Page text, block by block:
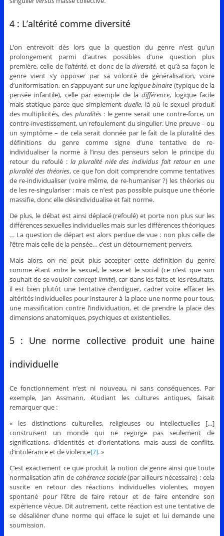
4 : L’altérité comme diversité
L’on entrevoit dès lors que la question du genre n’est qu’un
prolongement parmi d’autres possibles d’une question plus
première, celle de l’altérité, et donc de ladiversité, et qu’à sa façon le
genre vient s’y opposer par sa volonté de généralisation, voire
d’uniformisation, en s’appuyant sur unelogique binaire (typique de la
pensée infantile), celle par exemple de ladifférence, logique facile
mais statique parce que simplement duelle, là où le sexuel produit
des multiplicités, des pluralités: le genre serait une contre-force, un
contre-investissement, un refoulement du singulier. Une preuve – ou
un symptôme – de cela serait donnée par le fait de la pluralité des
définitions du genre comme signe d’une tentative de re-
individualiser la norme à l’insu des penseurs selon le principe du
retour du refoulé : la pluralité niée des individus fait retour en une
pluralité des théories, ce que l’on doit comprendre comme tentatives
de re-individualiser (voire même, de re-humaniser ?) les théories ou
de les re-singulariser : mais ce n’est pas possible puisque une théorie
massifie, donc elle désindividualise et fait norme.
De plus, le débat est ainsi déplacé (refoulé) et porte non plus sur les
différences sexuelles individuelles mais sur les différences théoriques
… La question de départ est alors perdue de vue : non plus celle de
l’être mais celle de la pensée… c’est un détournement pervers.
Mais alors, on ne peut plus accepter cette définition du genre
comme étant entrele sexuel, le sexe et le social (ce n’est que son
souhait de se vouloir concept limite), car dans les faits et les résultats,
il est bien plutôt une tentative d’endiguer, cadrer voire effacer les
altérités individuelles pour instaurer à la place une norme pour tous,
une massification contre l’individuation, et de prendre la place des
dimensions anatomiques, psychiques et existentielles.
5 : Une norme collective produit une haine
individuelle
Ce fonctionnement n’est ni nouveau, ni sans conséquences. Par
exemple, Jan Assmann, étudiant les cultures antiques, faisait
remarquer que :
« les distinctions culturelles, religieuses ou intellectuelles […]
construisent un monde qui ne regorge pas seulement de
significations, d’identités et d’orientations, mais aussi de conflits,
d’intolérance et de violence[7]. »
C’est exactement ce que produit la notion de genre ainsi que toute
normalisation afin de cohérence sociale(par ailleurs nécessaire) : cela
suscite en retour des réactions individuelles violentes, moyen
spontané pour l’être de faire retour et de faire entendre son
expérience vécue. Dit autrement, cette réaction est une tentative de
se désaliéner d’une norme qui efface le sujet et lui demande une
soumission.